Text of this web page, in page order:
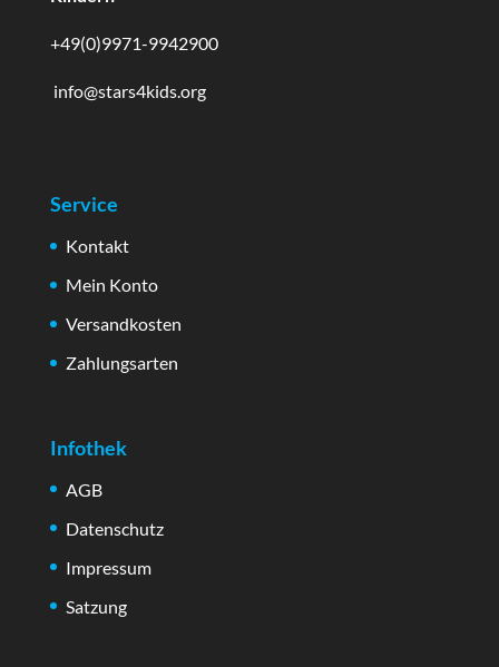
+49(0)9971-9942900
info@stars4kids.org
Service
Kontakt
Mein Konto
Versandkosten
Zahlungsarten
Infothek
AGB
Datenschutz
Impressum
Satzung